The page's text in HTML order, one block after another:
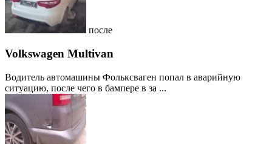
после
Volkswagen Multivan
Водитель автомашины Фольксваген попал в аварийную
ситуацию, после чего в бампере в за ...